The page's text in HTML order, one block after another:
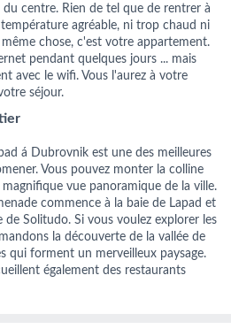
centre. Rien de tel que de rentrer à
agréable, ni trop chaud ni
chose, c'est votre appartement.
pendant quelques jours ... mais
avec le wifi. Vous l'aurez à votre
séjour.
á Dubrovnik est une des meilleures
Vous pouvez monter la colline
vue panoramique de la ville.
commence à la baie de Lapad et
de Solitudo. Si vous voulez explorer les
la découverte de la vallée de
qui forment un merveilleux paysage.
également des restaurants